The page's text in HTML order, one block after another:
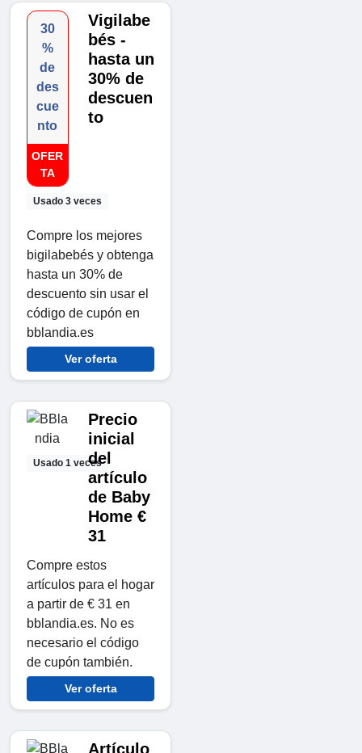
30
%
de
des
cue
nto
OFER
TA
Usado 3 veces
Vigilabe
bés -
hasta un
30% de
descuen
to
Compre los mejores
bigilabebés y obtenga
hasta un 30% de
descuento sin usar el
código de cupón en
bblandia.es
Ver oferta
Usado 1 veces
Precio
inicial
del
artículo
de Baby
Home €
31
Compre estos
artículos para el hogar
a partir de € 31 en
bblandia.es. No es
necesario el código
de cupón también.
Ver oferta
Artículo